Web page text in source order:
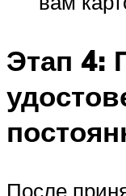
Этап 4:
После